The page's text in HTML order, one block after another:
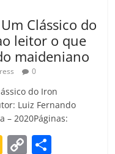
Clássico do
leitor o que
maideniano
0
do Iron
Luiz Fernando
– 2020Páginas:
G C